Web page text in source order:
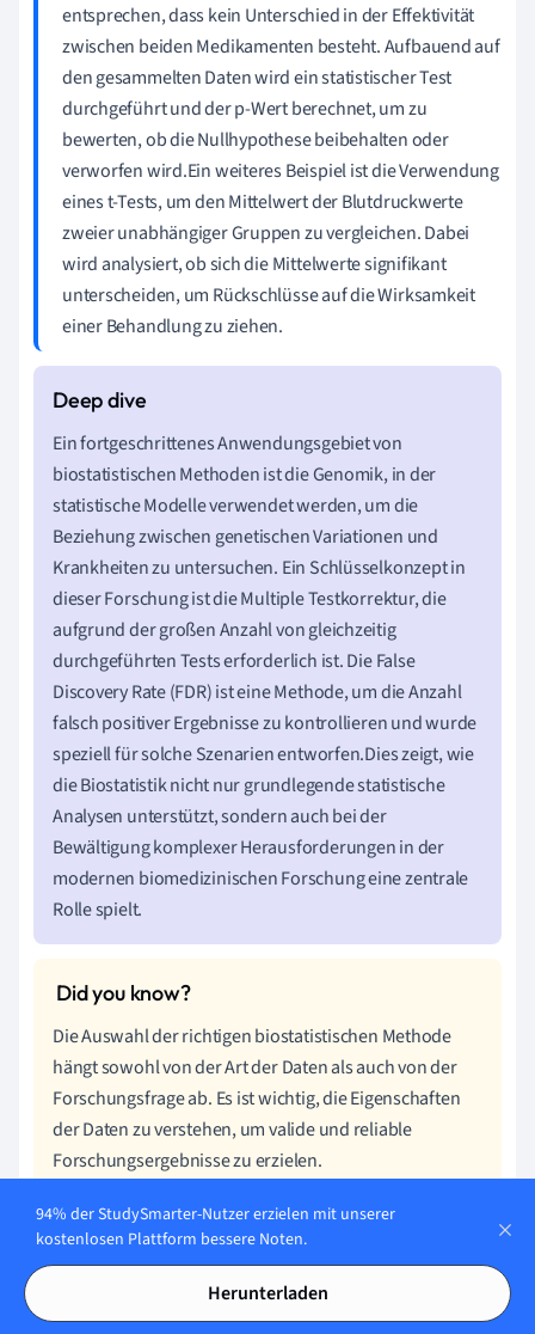
entsprechen, dass kein Unterschied in der Effektivität
zwischen beiden Medikamenten besteht. Aufbauend auf
den gesammelten Daten wird ein statistischer Test
durchgeführt und der p-Wert berechnet, um zu
bewerten, ob die Nullhypothese beibehalten oder
verworfen wird.Ein weiteres Beispiel ist die Verwendung
eines t-Tests, um den Mittelwert der Blutdruckwerte
zweier unabhängiger Gruppen zu vergleichen. Dabei
wird analysiert, ob sich die Mittelwerte signifikant
unterscheiden, um Rückschlüsse auf die Wirksamkeit
einer Behandlung zu ziehen.
Ein fortgeschrittenes Anwendungsgebiet von
biostatistischen Methoden ist die Genomik, in der
statistische Modelle verwendet werden, um die
Beziehung zwischen genetischen Variationen und
Krankheiten zu untersuchen. Ein Schlüsselkonzept in
dieser Forschung ist die Multiple Testkorrektur, die
aufgrund der großen Anzahl von gleichzeitig
durchgeführten Tests erforderlich ist. Die False
Discovery Rate (FDR) ist eine Methode, um die Anzahl
falsch positiver Ergebnisse zu kontrollieren und wurde
speziell für solche Szenarien entworfen.Dies zeigt, wie
die Biostatistik nicht nur grundlegende statistische
Analysen unterstützt, sondern auch bei der
Bewältigung komplexer Herausforderungen in der
modernen biomedizinischen Forschung eine zentrale
Rolle spielt.
Die Auswahl der richtigen biostatistischen Methode
hängt sowohl von der Art der Daten als auch von der
Forschungsfrage ab. Es ist wichtig, die Eigenschaften
der Daten zu verstehen, um valide und reliable
Forschungsergebnisse zu erzielen.
Übungen und Beispiele zur Festigung des
94% der StudySmarter-Nutzer erzielen mit unserer
kostenlosen Plattform bessere Noten.
Herunterladen